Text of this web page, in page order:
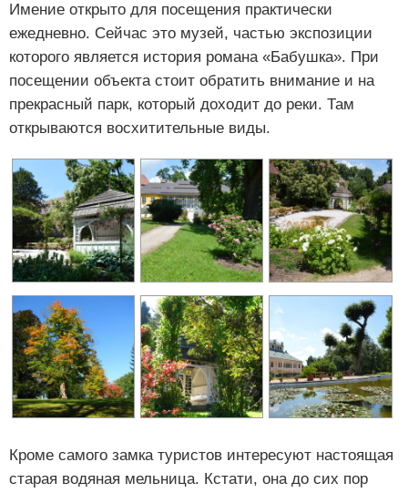
Имение открыто для посещения практически
ежедневно. Сейчас это музей, частью экспозиции
которого является история романа «Бабушка». При
посещении объекта стоит обратить внимание и на
прекрасный парк, который доходит до реки. Там
открываются восхитительные виды.
Кроме самого замка туристов интересуют настоящая
старая водяная мельница. Кстати, она до сих пор